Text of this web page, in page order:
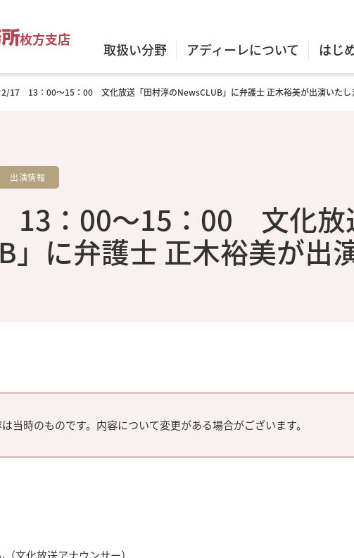
枚方支店
取扱い分野 アディーレについて はじ
2/17 13：00～15：00 文化放送「田村淳のNewsCLUB」に弁護士 正木裕美が出演いたし
出演情報
：00～15：00 文化放
」に弁護士 正木裕美が出
当時のものです。内容について変更がある場合がございます。
文化放送アナウンサー）